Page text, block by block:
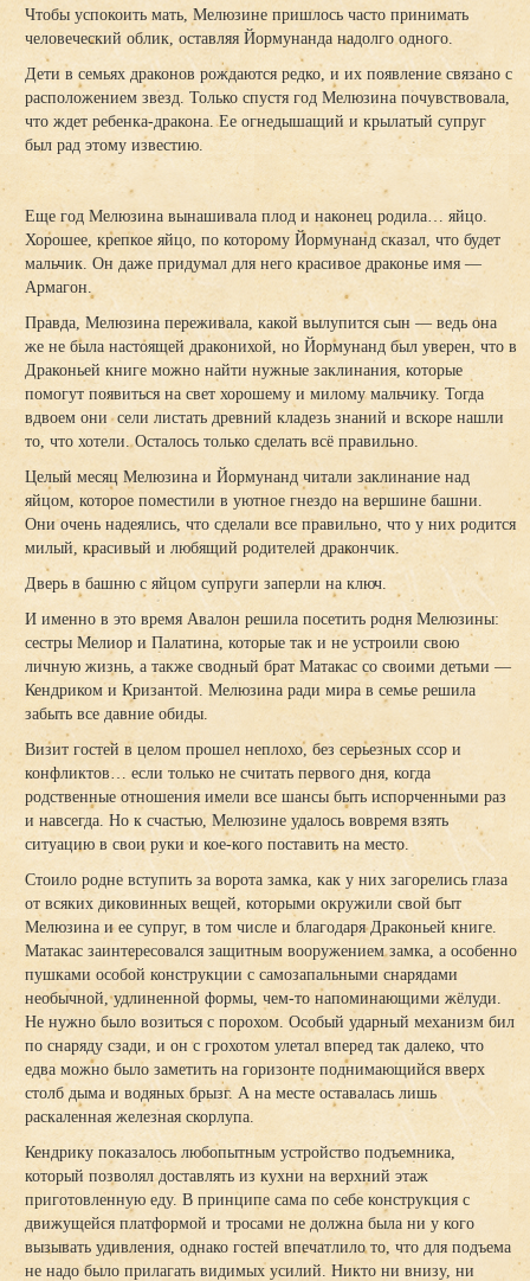
Чтобы успокоить мать, Мелюзине пришлось часто принимать
человеческий облик, оставляя Йормунанда надолго одного.
Дети в семьях драконов рождаются редко, и их появление связано с
расположением звезд. Только спустя год Мелюзина почувствовала,
что ждет ребенка-дракона. Ее огнедышащий и крылатый супруг
был рад этому известию.
Еще год Мелюзина вынашивала плод и наконец родила… яйцо.
Хорошее, крепкое яйцо, по которому Йормунанд сказал, что будет
мальчик. Он даже придумал для него красивое драконье имя —
Армагон.
Правда, Мелюзина переживала, какой вылупится сын — ведь она
же не была настоящей драконихой, но Йормунанд был уверен, что в
Драконьей книге можно найти нужные заклинания, которые
помогут появиться на свет хорошему и милому мальчику. Тогда
вдвоем они сели листать древний кладезь знаний и вскоре нашли
то, что хотели. Осталось только сделать всё правильно.
Целый месяц Мелюзина и Йормунанд читали заклинание над
яйцом, которое поместили в уютное гнездо на вершине башни.
Они очень надеялись, что сделали все правильно, что у них родится
милый, красивый и любящий родителей дракончик.
Дверь в башню с яйцом супруги заперли на ключ.
И именно в это время Авалон решила посетить родня Мелюзины:
сестры Мелиор и Палатина, которые так и не устроили свою
личную жизнь, а также сводный брат Матакас со своими детьми —
Кендриком и Кризантой. Мелюзина ради мира в семье решила
забыть все давние обиды.
Визит гостей в целом прошел неплохо, без серьезных ссор и
конфликтов… если только не считать первого дня, когда
родственные отношения имели все шансы быть испорченными раз
и навсегда. Но к счастью, Мелюзине удалось вовремя взять
ситуацию в свои руки и кое-кого поставить на место.
Стоило родне вступить за ворота замка, как у них загорелись глаза
от всяких диковинных вещей, которыми окружили свой быт
Мелюзина и ее супруг, в том числе и благодаря Драконьей книге.
Матакас заинтересовался защитным вооружением замка, а особенно
пушками особой конструкции с самозапальными снарядами
необычной, удлиненной формы, чем-то напоминающими жёлуди.
Не нужно было возиться с порохом. Особый ударный механизм бил
по снаряду сзади, и он с грохотом улетал вперед так далеко, что
едва можно было заметить на горизонте поднимающийся вверх
столб дыма и водяных брызг. А на месте оставалась лишь
раскаленная железная скорлупа.
Кендрику показалось любопытным устройство подъемника,
который позволял доставлять из кухни на верхний этаж
приготовленную еду. В принципе сама по себе конструкция с
движущейся платформой и тросами не должна была ни у кого
вызывать удивления, однако гостей впечатлило то, что для подъема
не надо было прилагать видимых усилий. Никто ни внизу, ни